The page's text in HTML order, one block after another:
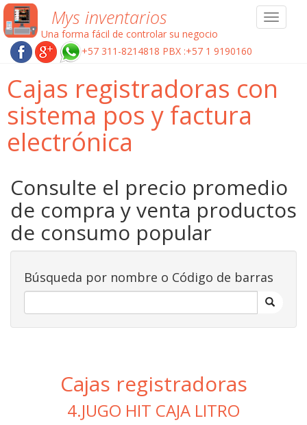
Toggle
Mys inventarios
Una forma fácil de controlar su negocio
+57 311-8214818 PBX :+57 1 9190160
Cajas registradoras con
sistema pos y factura
electrónica
Consulte el precio promedio
de compra y venta productos
de consumo popular
Búsqueda por nombre o Código de barras
Cajas registradoras
4.JUGO HIT CAJA LITRO